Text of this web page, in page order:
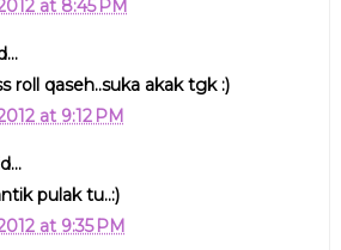
at 8:45 PM
roll qaseh..suka akak tgk :)
at 9:12 PM
pulak tu..:)
at 9:35 PM